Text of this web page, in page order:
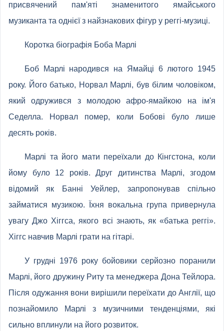
присвячений пам'яті знаменитого ямайського
музиканта та однієї з найзнакових фігур у реггі-музиці.
Коротка біографія Боба Марлі
Боб Марлі народився на Ямайці 6 лютого 1945
року. Його батько, Норвал Марлі, був білим чоловіком,
який одружився з молодою афро-ямайкою на ім'я
Седелла. Норвал помер, коли Бобові було лише
десять років.
Марлі та його мати переїхали до Кінгстона, коли
йому було 12 років. Друг дитинства Марлі, згодом
відомий як Банні Уейлер, запропонував спільно
займатися музикою. Їхня вокальна група привернула
увагу Джо Хіггса, якого всі знають, як «батька реггі».
Хіггс навчив Марлі грати на гітарі.
У грудні 1976 року бойовики серйозно поранили
Марлі, його дружину Риту та менеджера Дона Тейлора.
Після одужання вони вирішили переїхати до Англії, що
познайомило Марлі з музичними тенденціями, які
сильно вплинули на його розвиток.